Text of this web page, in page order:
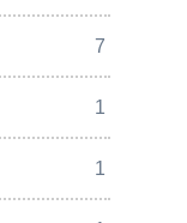
7
1
1